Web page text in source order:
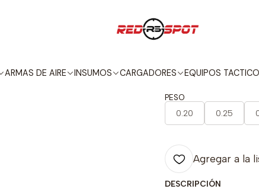
ARMAS DE AIRE INSUMOS CARGADORES EQUIPOS
BALINES
PESO
0.20 0.25
Agregar a la
DESCRIPCIÓN